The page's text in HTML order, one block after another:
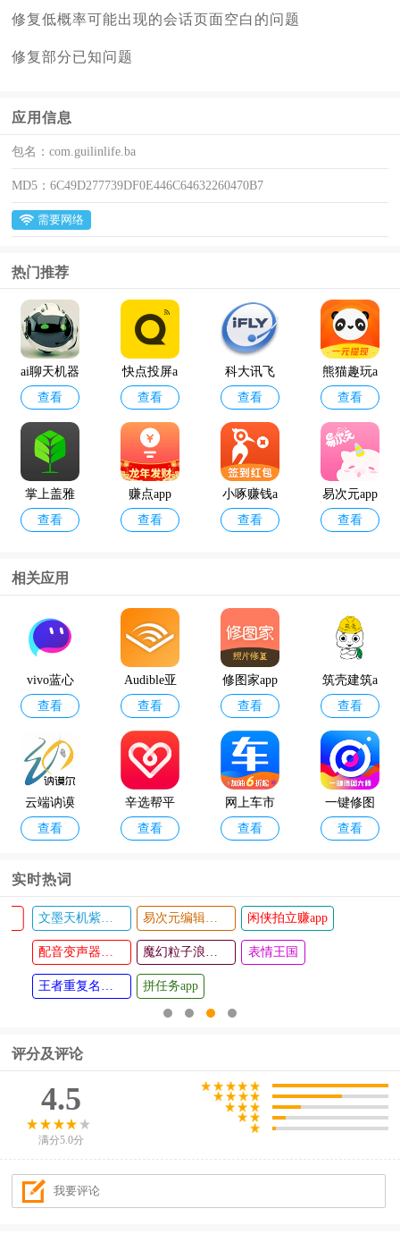
修复低概率可能出现的会话页面空白的问题
修复部分已知问题
应用信息
包名：com.guilinlife.ba
MD5：6C49D277739DF0E446C64632260470B7
需要网络
热门推荐
ai聊天机器
人
查看
快点投屏a
pp
查看
科大讯飞
语音引擎
最新版
查看
熊猫趣玩a
pp官方版
查看
掌上盖雅
考勤app官
查看
赚点app
查看
小啄赚钱a
pp
查看
易次元app
查看
12398能源
监管热线a
模拟黑客
软件手机
版
查看
相关应用
vivo蓝心
千询app
查看
Audible亚
马逊有声
读物官方
版
查看
修图家app
查看
筑壳建筑a
pp
查看
云端讷谟
尔官方版
查看
辛选帮平
台
查看
网上车市
汽车报价
查看
一键修图
大师免费
查看
36人才网
查看
云中歌手
游官方版
查看
实时热词
文墨天机紫薇斗数app 易次元编辑器手机版 闲侠拍立赚app
配音变声器手机版 魔幻粒子浪漫表白 表情王国
王者重复名生成器 拼任务app
评分及评论
4.5
满分5.0分